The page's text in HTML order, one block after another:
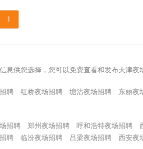
1
供您选择，您可以免费查看和发布天津夜
聘 红桥夜场招聘 塘沽夜场招聘 东丽夜
招聘 郑州夜场招聘 呼和浩特夜场招聘
聘 临汾夜场招聘 吕梁夜场招聘 西安夜